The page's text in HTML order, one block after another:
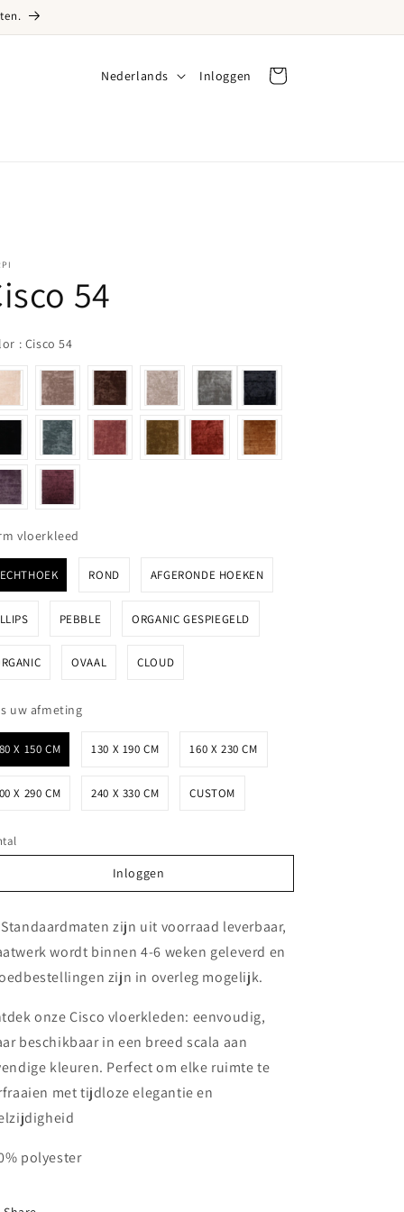
Taal
Nederlands Inloggen
InloggenWinkelwagen
54
: Cisco 54Color
vloerkleed
ROND AFGERONDE HOEKEN
PEBBLE ORGANIC GESPIEGELD
OVAAL CLOUD
uw afmetingKies uw afmeting
X 150 CM 130 X 190 CM 160 X 230 CM
X 290 CM 240 X 330 CM CUSTOM
Inloggen
Inloggen
zijn uit voorraad leverbaar,
wordt binnen 4-6 weken geleverd en
zijn in overleg mogelijk.
onze Cisco vloerkleden: eenvoudig,
beschikbaar in een breed scala aan
kleuren. Perfect om elke ruimte te
met tijdloze elegantie en
polyester